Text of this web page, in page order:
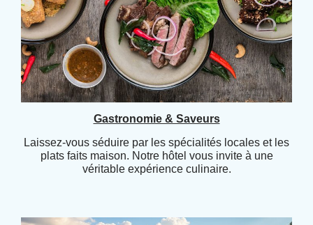
Gastronomie & Saveurs
Laissez-vous séduire par les spécialités locales et les
plats faits maison. Notre hôtel vous invite à une
véritable expérience culinaire.